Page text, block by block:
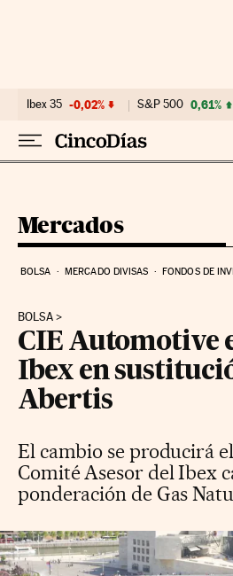
Ibex 35 -0,02% S&P 500 0,61%
Mercados
BOLSA MERCADO DIVISAS FONDOS DE
BOLSA
CIE Automotive
Ibex en
Abertis
El cambio se producirá
Comité Asesor del Ibex
ponderación de Gas